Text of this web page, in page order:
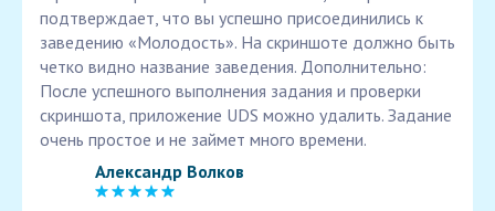
подтверждает, что вы успешно присоединились к
заведению «Молодость». На скриншоте должно быть
четко видно название заведения. Дополнительно:
После успешного выполнения задания и проверки
скриншота, приложение UDS можно удалить. Задание
очень простое и не займет много времени.
Александр Волков